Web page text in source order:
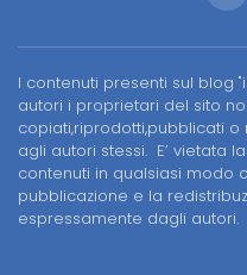
I contenuti presenti sul blog
autori i proprietari del sito
copiati,riprodotti,pubblicati
agli autori stessi. E’ vietata
contenuti in qualsiasi modo
pubblicazione e la
espressamente dagli autori.